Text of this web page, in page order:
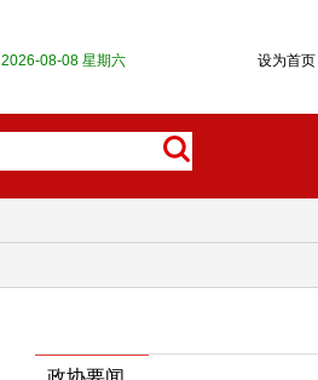
设为首页
2026-08-08 星期六